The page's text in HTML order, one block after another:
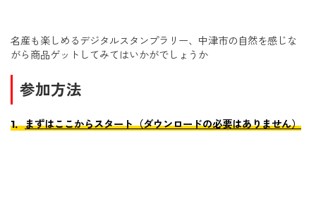
名産も楽しめるデジタルスタンプラリー、中津市の自然を感じな
がら商品ゲットしてみてはいかがでしょうか
参加方法
1．まずはここからスタート（ダウンロードの必要はありません）